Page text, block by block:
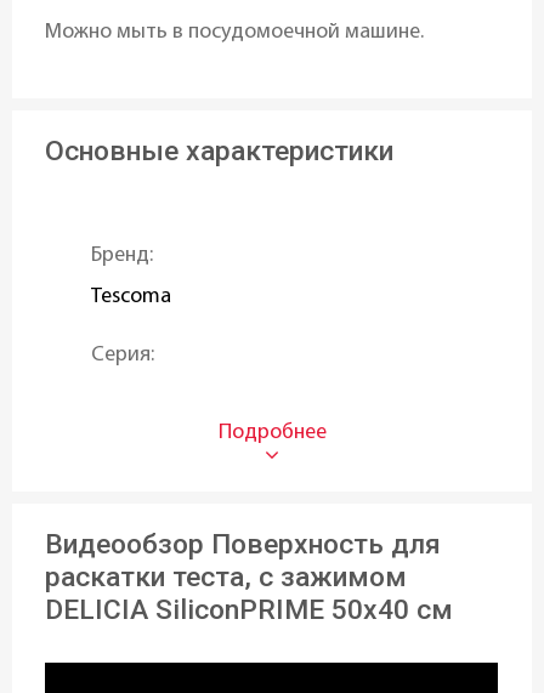
Можно мыть в посудомоечной машине.
Основные характеристики
Бренд:
Tescoma
Серия:
Материал:
Силикон
Видеообзор Поверхность для
раскатки теста, с зажимом
DELICIA SiliconPRIME 50x40 см